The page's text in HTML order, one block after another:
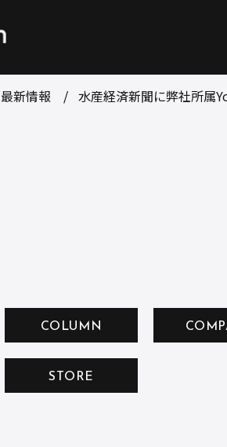
最新情報 水産経済新聞に弊社所属
COLUMN
STORE